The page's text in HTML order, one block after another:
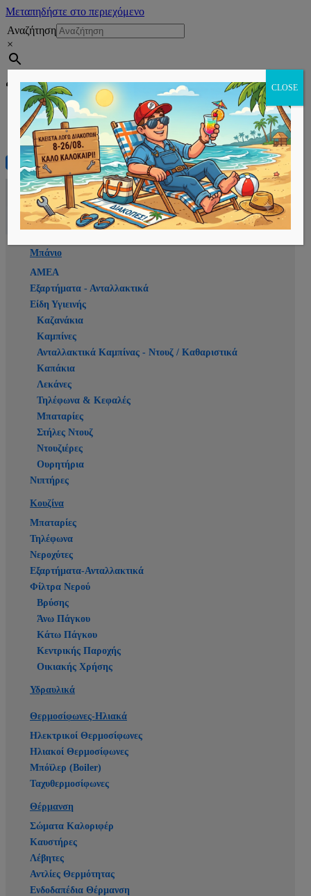
Μεταπηδήστε στο περιεχόμενο
Αναζήτηση
×
Εγγραφή
Αρχική
E-shop
Μπάνιο
ΑΜΕΑ
Εξαρτήματα - Ανταλλακτικά
Είδη Υγιεινής
Καζανάκια
Καμπίνες
Ανταλλακτικά Καμπίνας - Ντουζ / Καθαριστικά
Καπάκια
Λεκάνες
Τηλέφωνα & Κεφαλές
Μπαταρίες
Στήλες Ντουζ
Ντουζιέρες
Ουρητήρια
Νιπτήρες
Κουζίνα
Μπαταρίες
Τηλέφωνα
Νεροχύτες
Εξαρτήματα-Ανταλλακτικά
Φίλτρα Νερού
Βρύσης
Άνω Πάγκου
Κάτω Πάγκου
Κεντρικής Παροχής
Οικιακής Χρήσης
Υδραυλικά
Θερμοσίφωνες-Ηλιακά
Ηλεκτρικοί Θερμοσίφωνες
Ηλιακοί Θερμοσίφωνες
Μπόϊλερ (Boiler)
Ταχυθερμοσίφωνες
Θέρμανση
Σώματα Καλοριφέρ
Καυστήρες
Λέβητες
Αντλίες Θερμότητας
Ενδοδαπέδια Θέρμανση
CLOSE